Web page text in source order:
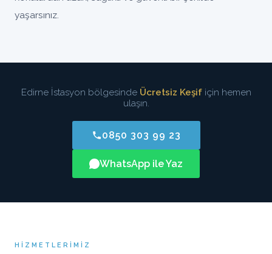
yaşarsınız.
Edirne İstasyon bölgesinde Ücretsiz Keşifiçin hemen
ulaşın.
0850 303 99 23
WhatsApp ile Yaz
HIZMETLERIMIZ